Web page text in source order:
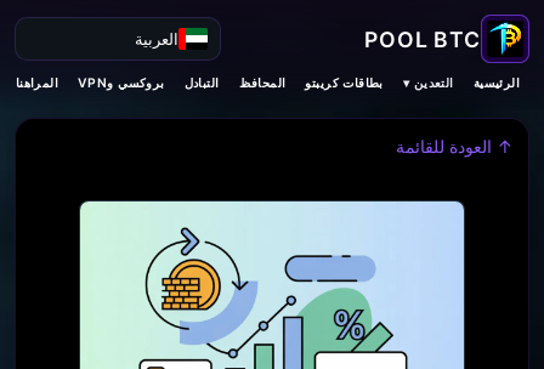
العربية
الرئيسية التعدين ▾ بطاقات كريبتو المحافظ التبادل بروكسي وVPN المراهنات
↑ العودة للقائمة